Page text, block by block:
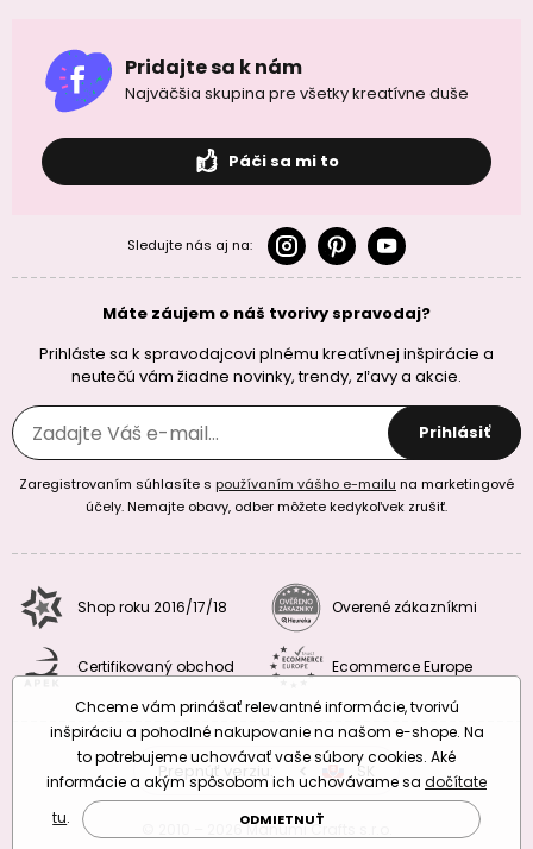
Pridajte sa k nám
Najväčšia skupina pre všetky kreatívne duše
Páči sa mi to
Sledujte nás aj na:
Máte záujem o náš tvorivy spravodaj?
Prihláste sa k spravodajcovi plnému kreatívnej inšpirácie a
neutečú vám žiadne novinky, trendy, zľavy a akcie.
Prihlásiť
Zaregistrovaním súhlasíte s používaním vášho e-mailu na marketingové
účely. Nemajte obavy, odber môžete kedykoľvek zrušiť.
Shop roku 2016/17/18 Overené zákazníkmi
Certifikovaný obchod Ecommerce Europe
Prepnúť verziu: CZSK
© 2010 – 2026 Manumi Crafts s.r.o.
Chceme vám prinášať relevantné informácie, tvorivú
inšpiráciu a pohodlné nakupovanie na našom e-shope. Na
to potrebujeme uchovávať vaše súbory cookies. Aké
informácie a akým spôsobom ich uchovávame sa dočítate
tu. ODMIETNUŤ